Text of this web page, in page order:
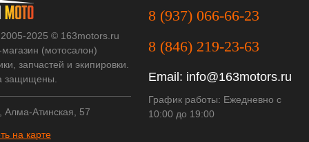
2025 © 163motors.ru
(мотосалон)
запчастей и экипировки.
защищены.
Алма-Атинская, 57
на карте
8 (937) 066-66-23
8 (846) 219-23-63
Email: info@163motors.ru
График работы: Ежедневно с
10:00 до 19:00